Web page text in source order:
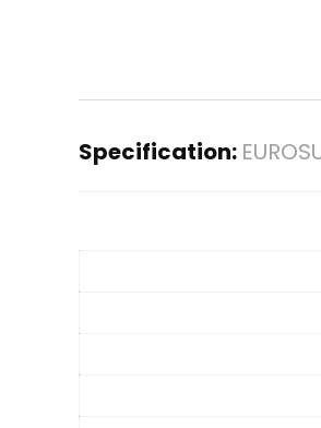
Specification: